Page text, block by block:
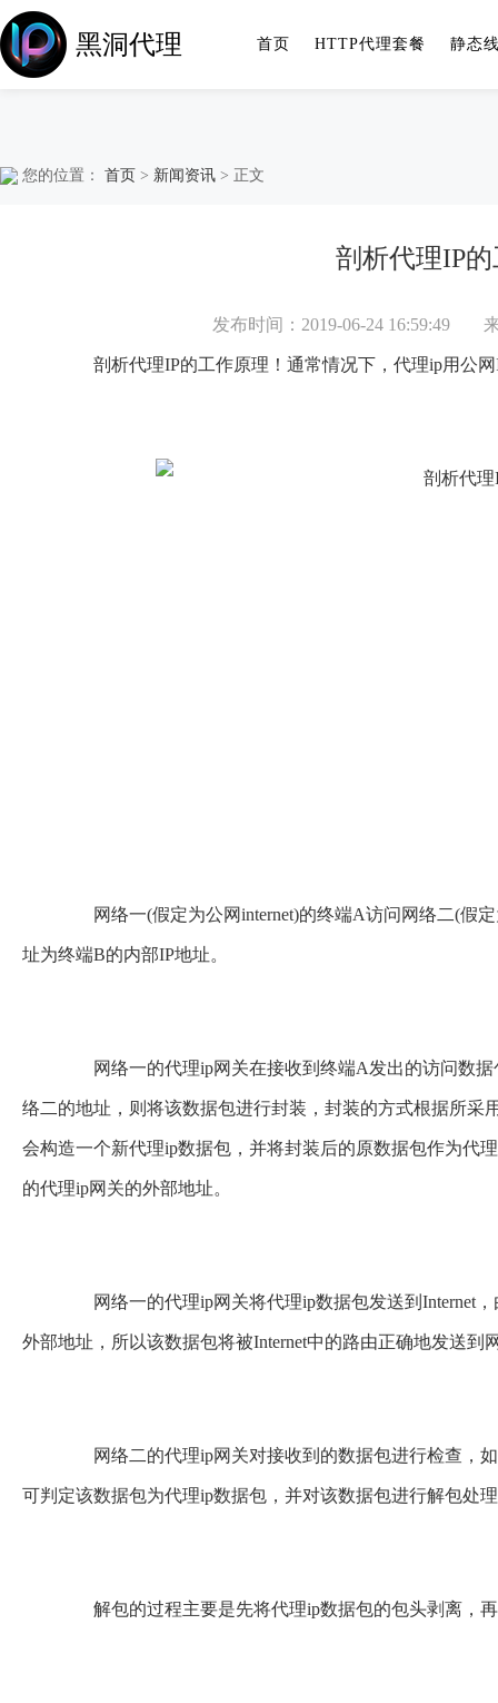
黑洞代理 首页 HTTP代理套餐 静态
您的位置： 首页 > 新闻资讯 > 正文
剖析代理IP
发布时间：2019-06-24 16:59:49
剖析代理IP的工作原理！通常情况下，代理ip用公网
网络一(假定为公网internet)的终端A访问网络二(假
址为终端B的内部IP地址。
网络一的代理ip网关在接收到终端A发出的访问数
络二的地址，则将该数据包进行封装，封装的方式根据所采
会构造一个新代理ip数据包，并将封装后的原数据包作为代
的代理ip网关的外部地址。
网络一的代理ip网关将代理ip数据包发送到Internet，
外部地址，所以该数据包将被Internet中的路由正确地发送到
网络二的代理ip网关对接收到的数据包进行检查，
可判定该数据包为代理ip数据包，并对该数据包进行解包处
解包的过程主要是先将代理ip数据包的包头剥离，再